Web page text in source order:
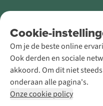
Cookie-
Om je de beste online
Ook derden en sociale
akkoord. Om dit niet
onderaan alle pagina's.
Onze cookie policy
Retail Concepts
NV,
Smallandlaan
9, B-2660
Hoboken
+32 (0)3 828
30 15